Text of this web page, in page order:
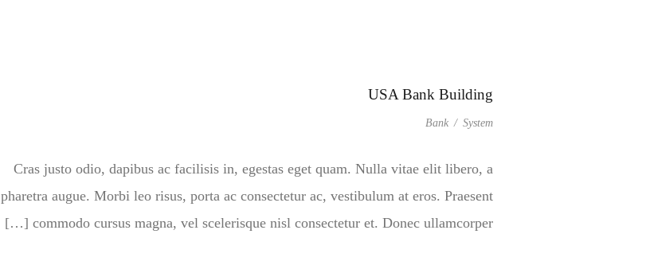
USA Bank Building
Bank / System
Cras justo odio, dapibus ac facilisis in, egestas eget quam. Nulla vitae elit libero, a
pharetra augue. Morbi leo risus, porta ac consectetur ac, vestibulum at eros. Praesent
commodo cursus magna, vel scelerisque nisl consectetur et. Donec ullamcorper […]